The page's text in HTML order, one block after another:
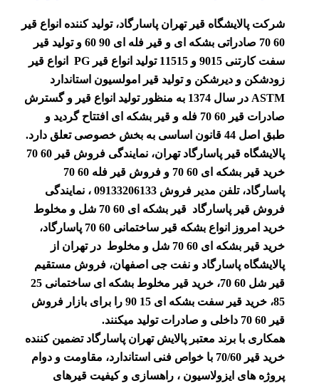
شرکت پالایشگاه قیر تهران پاسارگاد، تولید کننده انواع قیر
60 70 صادراتی بشکه ای و قیر فله ای 90 60 و تولید قیر
سفت کارتنی 9015 و 11515 تولید انواع قیر PG انواع قیر
زودشکن و دیرشکن و تولید قیر امولسیون استاندارد
ASTM در سال 1374 به منظور تولید انواع قیر و گسترش
صادرات قیر 60 70 فله و قیر بشکه ای افتتاح گردید و
طبق اصل 44 قانون اساسی به بخش خصوصی تعلق دارد.
پالایشگاه قیر پاسارگاد تهران، نمایندگی فروش قیر 60 70
خرید قیر بشکه ای 60 70 و فروش قیر فله 60 70
پاسارگاد، تلفن مدیر فروش 09133206133 ، نمایندگی
فروش قیر پاسارگاد قیر بشکه ای 60 70 شل و مخلوط
خرید امروز انواع بشکه قیر ساختمانی 60 70 پاسارگاد،
خرید قیر بشکه ای 60 70 شل و مخلوط در تهران از
پالایشگاه پاسارگاد و نفت جی اصفهان، فروش مستقیم
قیر شل 60 70، خرید قیر مخلوط بشکه ای ساختمانی 25
85، خرید قیر سفت بشکه ای 15 90 را برای بازار فروش
قیر 60 70 داخلی و صادرات تولید میکنند.
همکاری با برند معتبر پالایش تهران پاسارگاد تضمین کننده
خرید قیر 70/60 با خواص فنی استاندارد، مقاومت و دوام
پروژه های ایزولاسیون ، راهسازی و کیفیت قیرهای